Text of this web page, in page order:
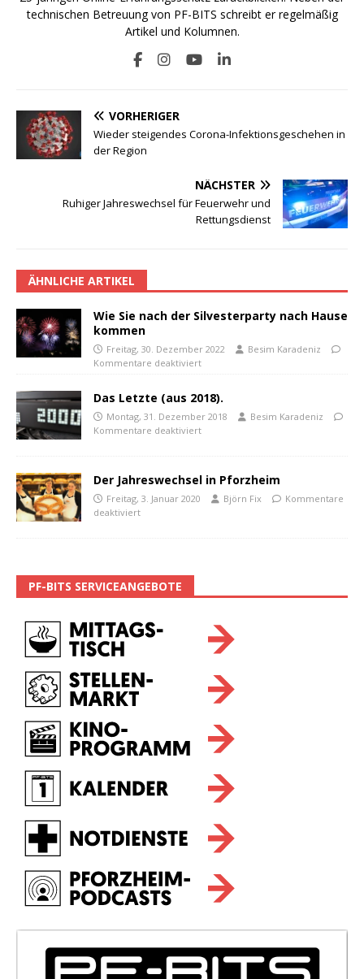
technischen Betreuung von PF-BITS schreibt er regelmäßig
Artikel und Kolumnen.
VORHERIGER
Wieder steigendes Corona-Infektionsgeschehen in
der Region
NÄCHSTER
Ruhiger Jahreswechsel für Feuerwehr und
Rettungsdienst
ÄHNLICHE ARTIKEL
Wie Sie nach der Silvesterparty nach Hause
kommen
Freitag, 30. Dezember 2022
Besim Karadeniz
Kommentare deaktiviert
Das Letzte (aus 2018).
Montag, 31. Dezember 2018
Besim Karadeniz
Kommentare deaktiviert
Der Jahreswechsel in Pforzheim
Freitag, 3. Januar 2020 Björn Fix
Kommentare
deaktiviert
PF-BITS SERVICEANGEBOTE